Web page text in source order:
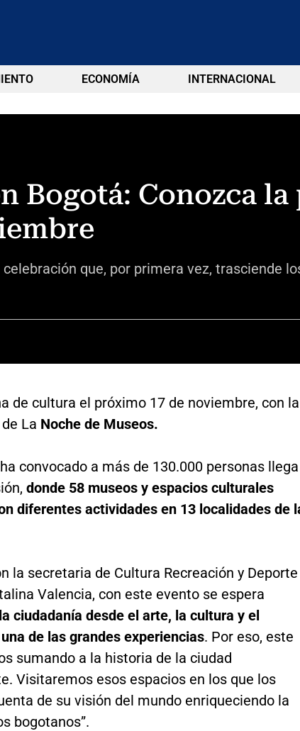
ECONOMÍA INTERNACIONAL
Bogotá: Conozca
que, por primera vez, trasciende
de cultura el próximo 17 de noviembre, con la
La Noche de Museos.
convocado a más de 130.000 personas
donde 58 museos y espacios culturales
diferentes actividades en 13 localidades de
la secretaria de Cultura Recreación y Deporte
Valencia, con este evento se espera
ciudadanía desde el arte, la cultura y el
de las grandes experiencias. Por eso, este
sumando a la historia de la ciudad
Visitaremos esos espacios en los que los
de su visión del mundo enriqueciendo la
bogotanos”.